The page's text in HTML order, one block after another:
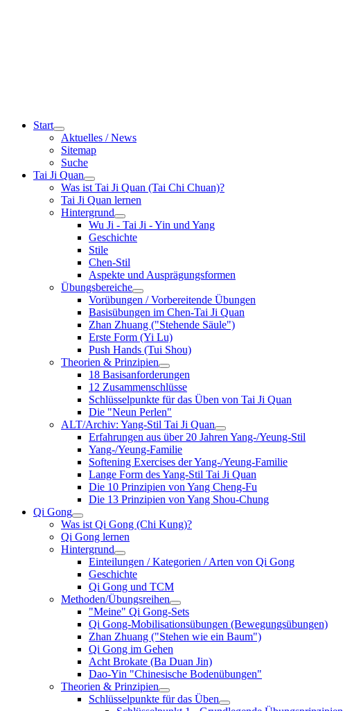
Start
Aktuelles / News
Sitemap
Suche
Tai Ji Quan
Was ist Tai Ji Quan (Tai Chi Chuan)?
Tai Ji Quan lernen
Hintergrund
Wu Ji - Tai Ji - Yin und Yang
Geschichte
Stile
Chen-Stil
Aspekte und Ausprägungsformen
Übungsbereiche
Vorübungen / Vorbereitende Übungen
Basisübungen im Chen-Tai Ji Quan
Zhan Zhuang ("Stehende Säule")
Erste Form (Yi Lu)
Push Hands (Tui Shou)
Theorien & Prinzipien
18 Basisanforderungen
12 Zusammenschlüsse
Schlüsselpunkte für das Üben von Tai Ji Quan
Die "Neun Perlen"
ALT/Archiv: Yang-Stil Tai Ji Quan
Erfahrungen aus über 20 Jahren Yang-/Yeung-Stil
Yang-/Yeung-Familie
Softening Exercises der Yang-/Yeung-Familie
Lange Form des Yang-Stil Tai Ji Quan
Die 10 Prinzipien von Yang Cheng-Fu
Die 13 Prinzipien von Yang Shou-Chung
Qi Gong
Was ist Qi Gong (Chi Kung)?
Qi Gong lernen
Hintergrund
Einteilungen / Kategorien / Arten von Qi Gong
Geschichte
Qi Gong und TCM
Methoden/Übungsreihen
"Meine" Qi Gong-Sets
Qi Gong-Mobilisationsübungen (Bewegungsübungen)
Zhan Zhuang ("Stehen wie ein Baum")
Qi Gong im Gehen
Acht Brokate (Ba Duan Jin)
Dao-Yin "Chinesische Bodenübungen"
Theorien & Prinzipien
Schlüsselpunkte für das Üben